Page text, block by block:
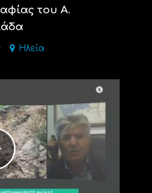
του Α.
Ηλεία